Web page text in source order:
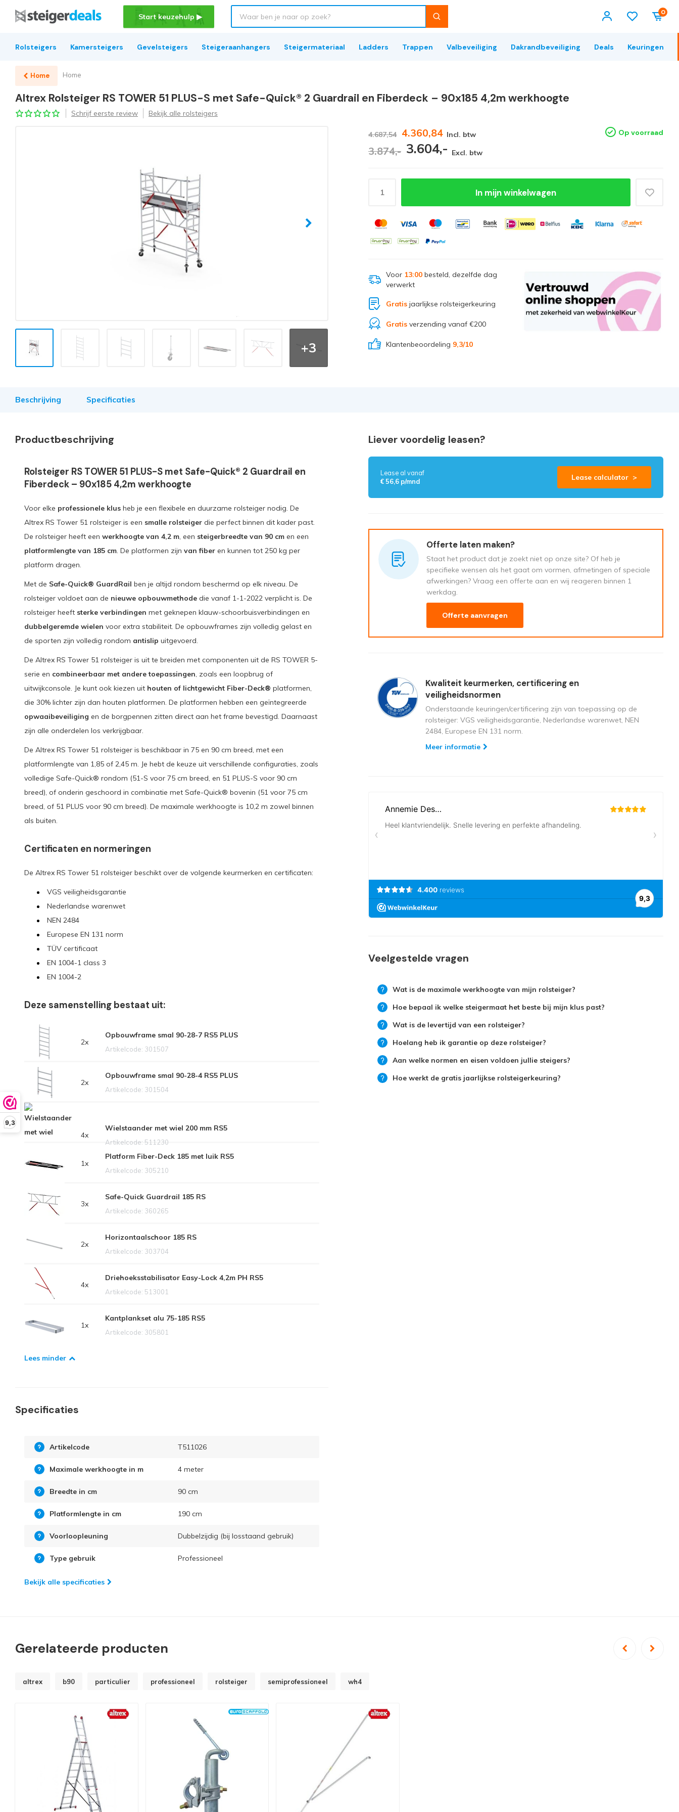
9,3
Start keuzehulp ▶ 0
Rolsteigers Kamersteigers Gevelsteigers Steigeraanhangers Steigermateriaal Ladders Trappen Valbeveiliging Dakrandbeveiliging Deals Keuringen
Home Home
Altrex Rolsteiger RS TOWER 51 PLUS-S met Safe-Quick® 2 Guardrail en Fiberdeck – 90x185 4,2m werkhoogte
Schrijf eerste review Bekijk alle rolsteigers
+3
4.687,54 4.360,84 Incl. btw
3.874,- 3.604,- Excl. btw
Op voorraad
In mijn winkelwagen
Voor 13:00 besteld, dezelfde dag
verwerkt
Gratis jaarlijkse rolsteigerkeuring
Gratis verzending vanaf €200
Klantenbeoordeling 9,3/10
Beschrijving Specificaties
Productbeschrijving
Rolsteiger RS TOWER 51 PLUS-S met Safe-Quick® 2 Guardrail en
Fiberdeck – 90x185 4,2m werkhoogte
Voor elke professionele klusheb je een flexibele en duurzame rolsteiger nodig. De
Altrex RS Tower 51 rolsteiger is een smalle rolsteigerdie perfect binnen dit kader past.
De rolsteiger heeft een werkhoogte van 4,2 m, een steigerbreedte van 90 cmen een
platformlengte van 185 cm. De platformen zijn van fiberen kunnen tot 250 kg per
platform dragen.
Met de Safe-Quick® GuardRail ben je altijd rondom beschermd op elk niveau. De
rolsteiger voldoet aan de nieuwe opbouwmethodedie vanaf 1-1-2022 verplicht is. De
rolsteiger heeft sterke verbindingen met geknepen klauw-schoorbuisverbindingen en
dubbelgeremde wielen voor extra stabiliteit. De opbouwframes zijn volledig gelast en
de sporten zijn volledig rondom antislip uitgevoerd.
De Altrex RS Tower 51 rolsteiger is uit te breiden met componenten uit de RS TOWER 5-
serie en combineerbaar met andere toepassingen, zoals een loopbrug of
uitwijkconsole. Je kunt ook kiezen uit houten of lichtgewicht Fiber-Deck® platformen,
die 30% lichter zijn dan houten platformen. De platformen hebben een geïntegreerde
opwaaibeveiliging en de borgpennen zitten direct aan het frame bevestigd. Daarnaast
zijn alle onderdelen los verkrijgbaar.
De Altrex RS Tower 51 rolsteiger is beschikbaar in 75 en 90 cm breed, met een
platformlengte van 1,85 of 2,45 m. Je hebt de keuze uit verschillende configuraties, zoals
volledige Safe-Quick® rondom (51-S voor 75 cm breed, en 51 PLUS-S voor 90 cm
breed), of onderin geschoord in combinatie met Safe-Quick® bovenin (51 voor 75 cm
breed, of 51 PLUS voor 90 cm breed). De maximale werkhoogte is 10,2 m zowel binnen
als buiten.
Certificaten en normeringen
De Altrex RS Tower 51 rolsteiger beschikt over de volgende keurmerken en certificaten:
VGS veiligheidsgarantie
Nederlandse warenwet
NEN 2484
Europese EN 131 norm
TÜV certificaat
EN 1004-1 class 3
EN 1004-2
Deze samenstelling bestaat uit:
2x
Opbouwframe smal 90-28-7 RS5 PLUS
Artikelcode: 301507
2x
Opbouwframe smal 90-28-4 RS5 PLUS
Artikelcode: 301504
4x
Wielstaander met wiel 200 mm RS5
Artikelcode: 511230
1x
Platform Fiber-Deck 185 met luik RS5
Artikelcode: 305210
3x
Safe-Quick Guardrail 185 RS
Artikelcode: 360265
2x
Horizontaalschoor 185 RS
Artikelcode: 303704
4x
Driehoeksstabilisator Easy-Lock 4,2m PH RS5
Artikelcode: 513001
1x
Kantplankset alu 75-185 RS5
Artikelcode: 305801
Lees minder
Specificaties
Artikelcode T511026
Maximale werkhoogte in m 4 meter
Breedte in cm 90 cm
Platformlengte in cm 190 cm
Voorloopleuning Dubbelzijdig (bij losstaand gebruik)
Type gebruik Professioneel
Bekijk alle specificaties
Liever voordelig leasen?
Lease al vanaf
€ 56,6 p/mnd
Lease calculator >
Offerte laten maken?
Staat het product dat je zoekt niet op onze site? Of heb je
specifieke wensen als het gaat om vormen, afmetingen of speciale
afwerkingen? Vraag een offerte aan en wij reageren binnen 1
werkdag.
Offerte aanvragen
Kwaliteit keurmerken, certificering en
veiligheidsnormen
Onderstaande keuringen/certificering zijn van toepassing op de
rolsteiger: VGS veiligheidsgarantie, Nederlandse warenwet, NEN
2484, Europese EN 131 norm.
Meer informatie
Veelgestelde vragen
Wat is de maximale werkhoogte van mijn rolsteiger?
Hoe bepaal ik welke steigermaat het beste bij mijn klus past?
Wat is de levertijd van een rolsteiger?
Hoelang heb ik garantie op deze rolsteiger?
Aan welke normen en eisen voldoen jullie steigers?
Hoe werkt de gratis jaarlijkse rolsteigerkeuring?
Gerelateerde producten
altrex b90 particulier professioneel rolsteiger semiprofessioneel wh4